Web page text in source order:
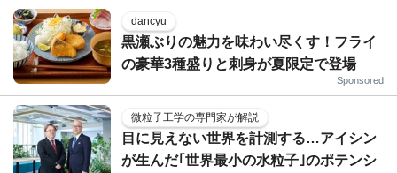
dancyu
黒瀬ぶりの魅力を味わい尽くす！フライ
の豪華3種盛りと刺身が夏限定で登場
Sponsored
微粒子工学の専門家が解説
目に見えない世界を計測する…アイシン
が生んだ｢世界最小の水粒子｣のポテンシ